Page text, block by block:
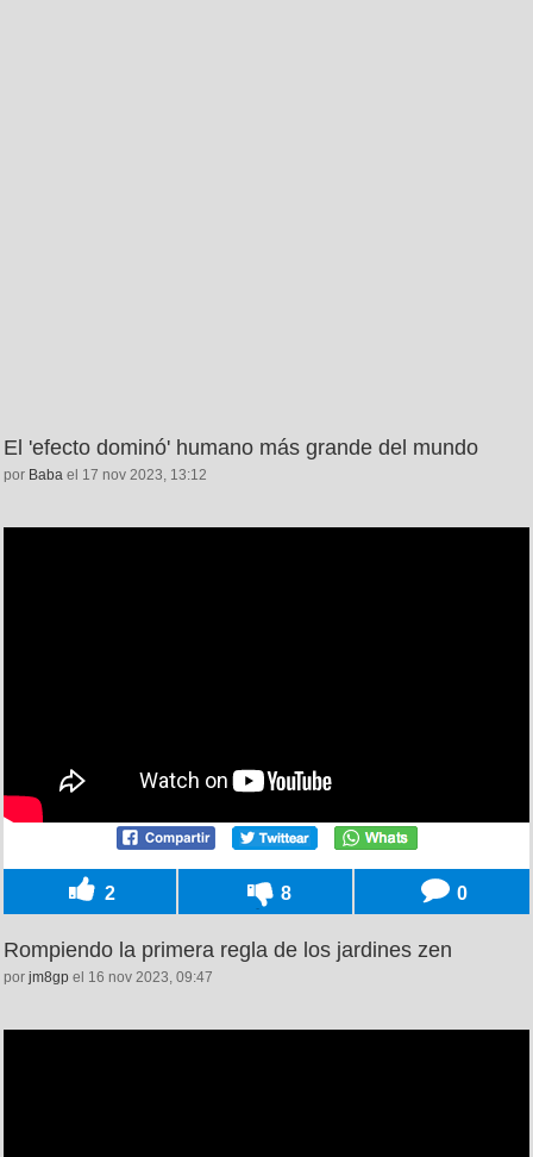
El 'efecto dominó' humano más grande del mundo
por Baba el 17 nov 2023, 13:12
2 8 0
Rompiendo la primera regla de los jardines zen
por jm8gp el 16 nov 2023, 09:47